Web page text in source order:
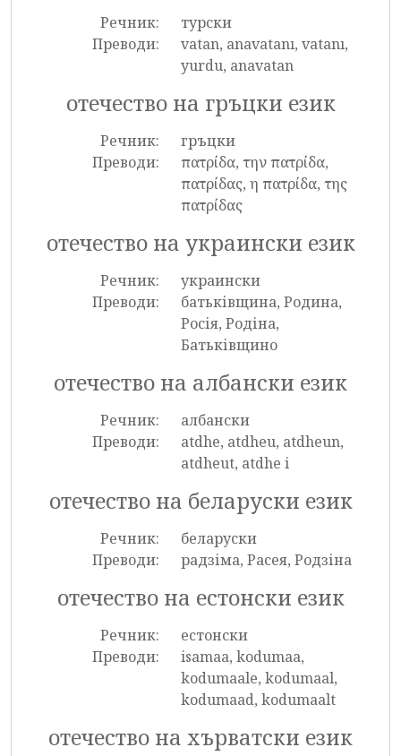
Речник:
турски
Преводи:
vatan, anavatanı, vatanı,
yurdu, anavatan
отечество на гръцки език
Речник:
гръцки
Преводи:
πατρίδα, την πατρίδα,
πατρίδας, η πατρίδα, της
πατρίδας
отечество на украински език
Речник:
украински
Преводи:
батьківщина, Родина,
Росія, Родіна,
Батьківщино
отечество на албански език
Речник:
албански
Преводи:
atdhe, atdheu, atdheun,
atdheut, atdhe i
отечество на беларуски език
Речник:
беларуски
Преводи:
радзіма, Расея, Родзіна
отечество на естонски език
Речник:
естонски
Преводи:
isamaa, kodumaa,
kodumaale, kodumaal,
kodumaad, kodumaalt
отечество на хърватски език